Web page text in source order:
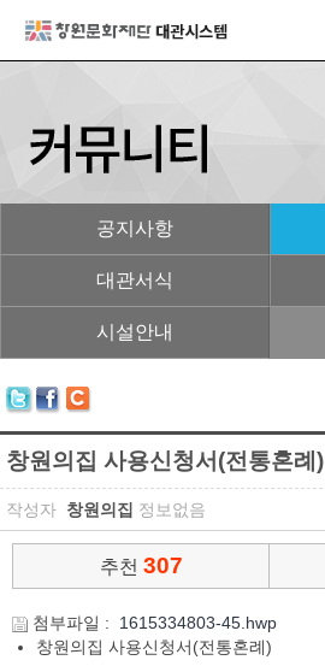
공지사항
대관서식
시설안내
창원의집 사용신청서(전통혼례)
작성자 창원의집 정보없음
추천 307
첨부파일 : 1615334803-45.hwp
창원의집 사용신청서(전통혼례)